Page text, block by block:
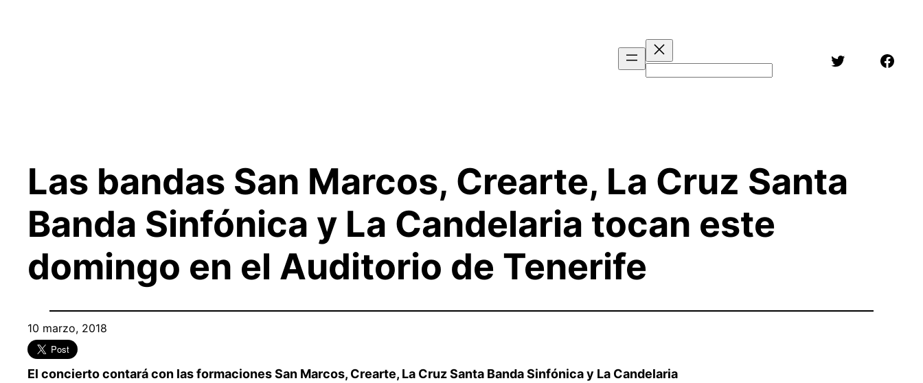
Twitter
Buscar
Las bandas San Marcos, Crearte, La Cruz Santa
Banda Sinfónica y La Candelaria tocan este
domingo en el Auditorio de Tenerife
10 marzo, 2018
El concierto contará con las formaciones San Marcos, Crearte, La Cruz Santa Banda Sinfónica y La Candelaria